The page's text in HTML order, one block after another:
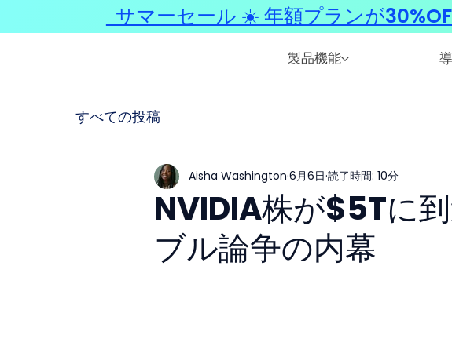
製品機能
すべての投稿
NVIDIA株が$5Tに
ブル論争の内幕
Aisha Washington 6月6日 読了時間: 10分
サマーセール ☀️ 年額プランが